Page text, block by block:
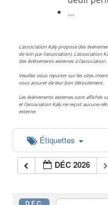
…
L’association Kaly propose des
de loin par l’association). L’association
des événements externes à l’association.
Veuillez vous reporter sur les sites
vous assurer de leur bon déroulement.
Les événements externes sont
et l’association Kaly ne reçoit aucune
externe.
Étiquettes
DÉC 2026
DÉC